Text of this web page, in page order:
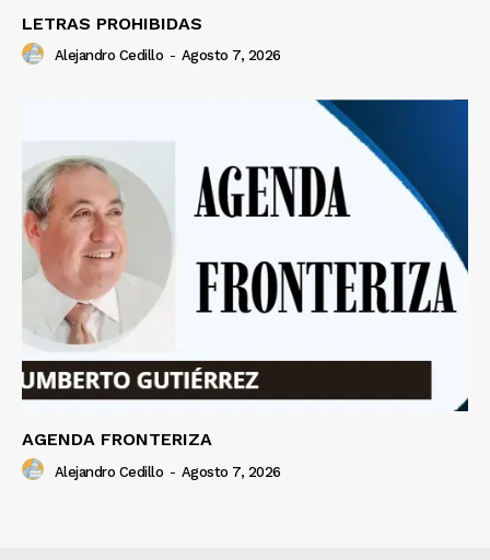
LETRAS PROHIBIDAS
Alejandro Cedillo - Agosto 7, 2026
AGENDA FRONTERIZA
Alejandro Cedillo - Agosto 7, 2026